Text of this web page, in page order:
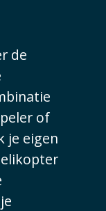
de
of
je eigen